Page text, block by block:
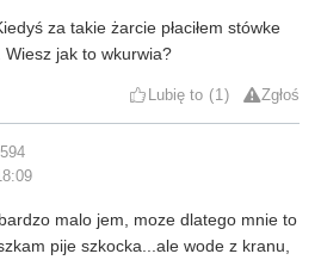
za takie żarcie płaciłem stówke
jak to wkurwia?
Lubię to 1 Zgłoś
malo jem, moze dlatego mnie to
pije szkocka...ale wode z kranu,